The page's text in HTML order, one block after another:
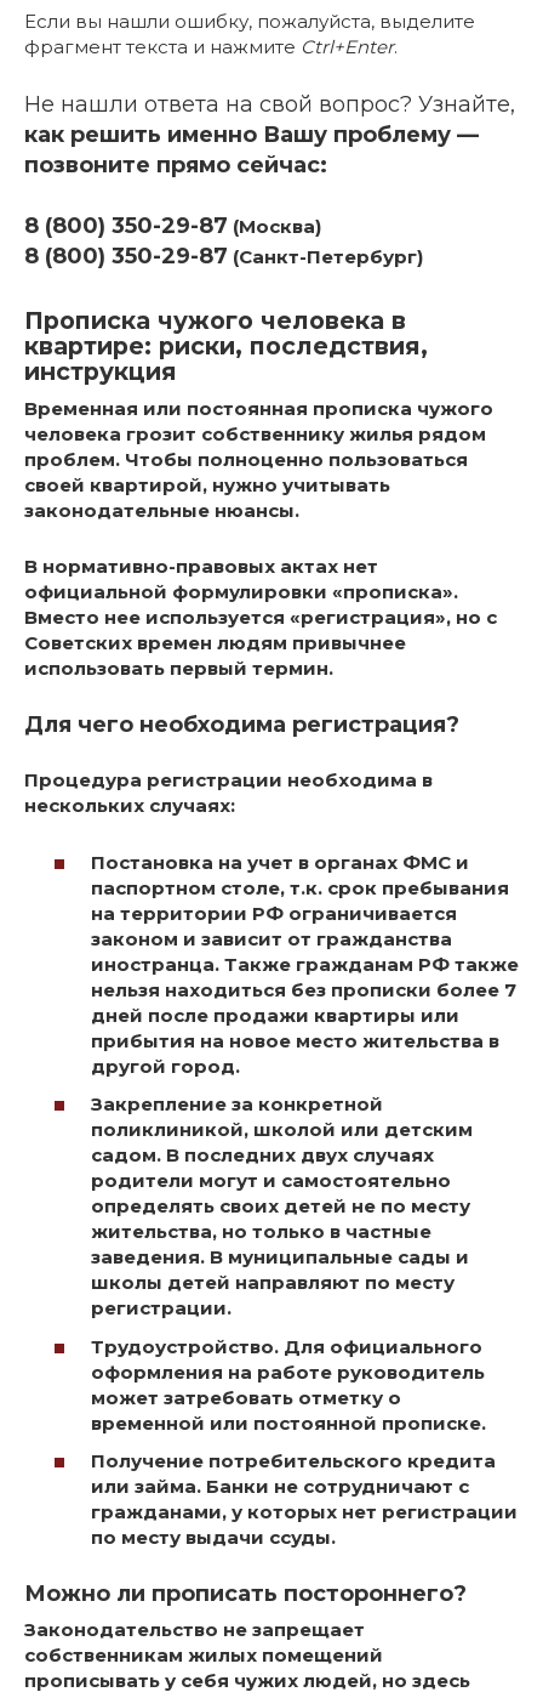
Если вы нашли ошибку, пожалуйста, выделите
фрагмент текста и нажмите Ctrl+Enter.
Не нашли ответа на свой вопрос? Узнайте,
как решить именно Вашу проблему —
позвоните прямо сейчас:
8 (800) 350-29-87 (Москва)
8 (800) 350-29-87 (Санкт-Петербург)
Прописка чужого человека в
квартире: риски, последствия,
инструкция
Временная или постоянная прописка чужого
человека грозит собственнику жилья рядом
проблем. Чтобы полноценно пользоваться
своей квартирой, нужно учитывать
законодательные нюансы.
В нормативно-правовых актах нет
официальной формулировки «прописка».
Вместо нее используется «регистрация», но с
Советских времен людям привычнее
использовать первый термин.
Для чего необходима регистрация?
Процедура регистрации необходима в
нескольких случаях:
Постановка на учет в органах ФМС и
паспортном столе, т.к. срок пребывания
на территории РФ ограничивается
законом и зависит от гражданства
иностранца. Также гражданам РФ также
нельзя находиться без прописки более 7
дней после продажи квартиры или
прибытия на новое место жительства в
другой город.
Закрепление за конкретной
поликлиникой, школой или детским
садом. В последних двух случаях
родители могут и самостоятельно
определять своих детей не по месту
жительства, но только в частные
заведения. В муниципальные сады и
школы детей направляют по месту
регистрации.
Трудоустройство. Для официального
оформления на работе руководитель
может затребовать отметку о
временной или постоянной прописке.
Получение потребительского кредита
или займа. Банки не сотрудничают с
гражданами, у которых нет регистрации
по месту выдачи ссуды.
Можно ли прописать постороннего?
Законодательство не запрещает
собственникам жилых помещений
прописывать у себя чужих людей, но здесь